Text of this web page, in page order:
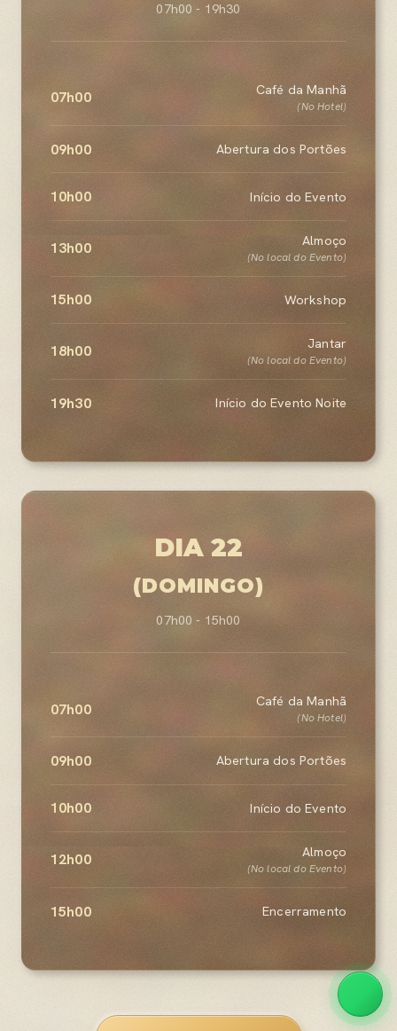
07h00 - 19h30
07h00 Café da Manhã
(No Hotel)
09h00 Abertura dos Portões
10h00 Início do Evento
13h00 Almoço
(No local do Evento)
15h00 Workshop
18h00 Jantar
(No local do Evento)
19h30 Início do Evento Noite
DIA 22
(DOMINGO)
07h00 - 15h00
07h00 Café da Manhã
(No Hotel)
09h00 Abertura dos Portões
10h00 Início do Evento
12h00 Almoço
(No local do Evento)
15h00 Encerramento